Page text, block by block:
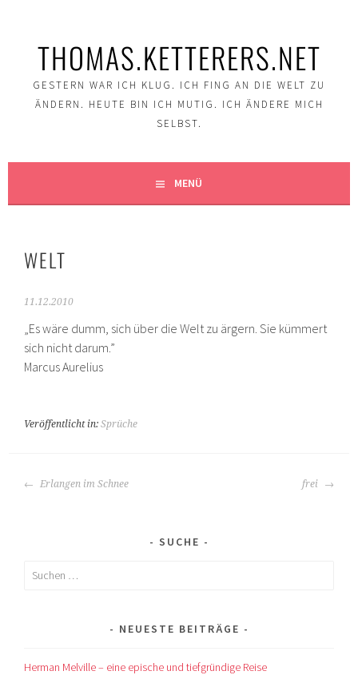
THOMAS.KETTERERS.NET
GESTERN WAR ICH KLUG. ICH FING AN DIE WELT ZU
ÄNDERN. HEUTE BIN ICH MUTIG. ICH ÄNDERE MICH
SELBST.
MENÜ
WELT
11.12.2010
„Es wäre dumm, sich über die Welt zu ärgern. Sie kümmert
sich nicht darum.”
Marcus Aurelius
Veröffentlicht in:Sprüche
BEITRAGS-
Erlangen im Schnee frei
SUCHE
Suchen
NEUESTE BEITRÄGE
Herman Melville – eine epische und tiefgründige Reise